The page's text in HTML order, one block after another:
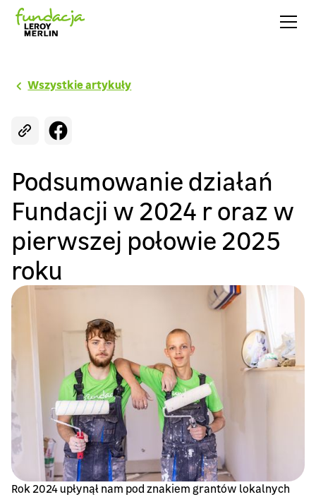
Wszystkie artykuły
Podsumowanie działań
Fundacji w 2024 r oraz w
pierwszej połowie 2025
roku
Rok 2024 upłynął nam pod znakiem grantów lokalnych